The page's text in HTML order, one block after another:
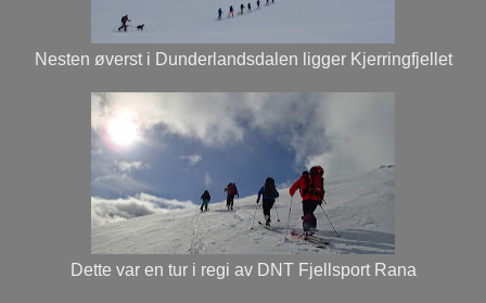
Nesten øverst i Dunderlandsdalen ligger Kjerringfjellet
Dette var en tur i regi av DNT Fjellsport Rana